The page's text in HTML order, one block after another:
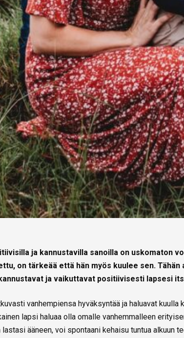
ja kannustavilla sanoilla on uskomaton
on tärkeää että hän myös kuulee sen.
ja vaikuttavat positiivisesti lapsesi
vanhempiensa hyväksyntää ja haluavat kuulla
lapsi haluaa olla omalle vanhemmalleen
ääneen, voi spontaani kehaisu tuntua alkuun